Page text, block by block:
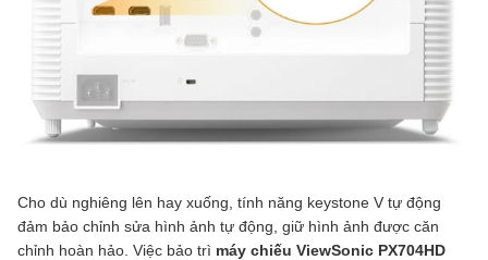
Cho dù nghiêng lên hay xuống, tính năng keystone V tự động
đảm bảo chỉnh sửa hình ảnh tự động, giữ hình ảnh được căn
chỉnh hoàn hảo. Việc bảo trì máy chiếu ViewSonic PX704HD